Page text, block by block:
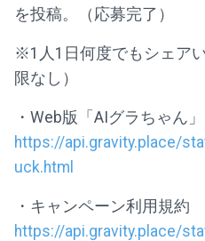
を投稿。（応募完了）
※1人1日何度でもシェア
限なし）
・Web版「AIグラちゃん
https://api.gravity.place/
uck.html
・キャンペーン利用規約
https://api.gravity.place/